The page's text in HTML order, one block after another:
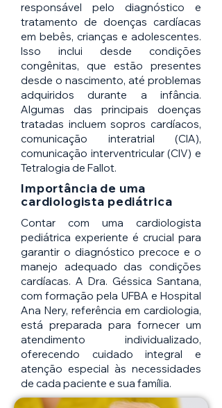
responsável pelo diagnóstico e
tratamento de doenças cardíacas
em bebês, crianças e adolescentes.
Isso inclui desde condições
congênitas, que estão presentes
desde o nascimento, até problemas
adquiridos durante a infância.
Algumas das principais doenças
tratadas incluem sopros cardíacos,
comunicação interatrial (CIA),
comunicação interventricular (CIV) e
Tetralogia de Fallot.
Importância de uma
cardiologista pediátrica
Contar com uma cardiologista
pediátrica experiente é crucial para
garantir o diagnóstico precoce e o
manejo adequado das condições
cardíacas. A Dra. Géssica Santana,
com formação pela UFBA e Hospital
Ana Nery, referência em cardiologia,
está preparada para fornecer um
atendimento individualizado,
oferecendo cuidado integral e
atenção especial às necessidades
de cada paciente e sua família.